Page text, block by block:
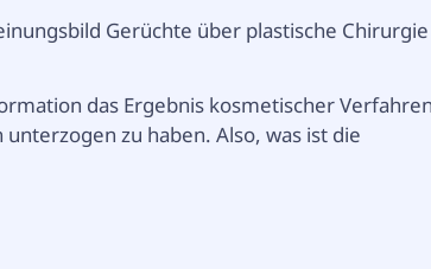
Gerüchte über plastische Chirurgie
das Ergebnis kosmetischer
zu haben. Also, was ist die